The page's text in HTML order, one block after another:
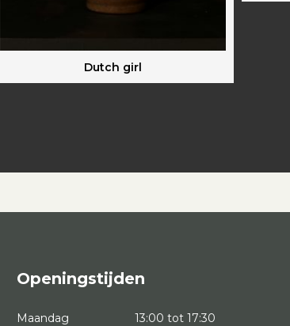
Dutch girl
Openingstijden
Maandag
13:00 tot 17:30